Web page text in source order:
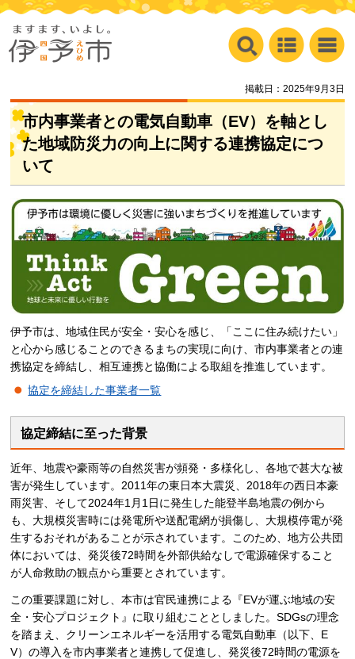
掲載日：2025年9月3日
市内事業者との電気自動車（EV）を軸とし
た地域防災力の向上に関する連携協定につ
いて
伊予市は、地域住民が安全・安心を感じ、「ここに住み続けたい」
と心から感じることのできるまちの実現に向け、市内事業者との連
携協定を締結し、相互連携と協働による取組を推進しています。
協定を締結した事業者一覧
協定締結に至った背景
近年、地震や豪雨等の自然災害が頻発・多様化し、各地で甚大な被
害が発生しています。2011年の東日本大震災、2018年の西日本豪
雨災害、そして2024年1月1日に発生した能登半島地震の例から
も、大規模災害時には発電所や送配電網が損傷し、大規模停電が発
生するおそれがあることが示されています。このため、地方公共団
体においては、発災後72時間を外部供給なしで電源確保すること
が人命救助の観点から重要とされています。
この重要課題に対し、本市は官民連携による『EVが運ぶ地域の安
全・安心プロジェクト』に取り組むこととしました。SDGsの理念
を踏まえ、クリーンエネルギーを活用する電気自動車（以下、E
V）の導入を市内事業者と連携して促進し、発災後72時間の電源を